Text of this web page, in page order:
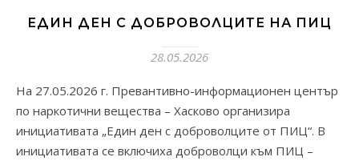
ЕДИН ДЕН С ДОБРОВОЛЦИТЕ НА ПИЦ
28.05.2026
На 27.05.2026 г. Превантивно-информационен център
по наркотични вещества – Хасково организира
инициативата „Един ден с доброволците от ПИЦ“. В
инициативата се включиха доброволци към ПИЦ –